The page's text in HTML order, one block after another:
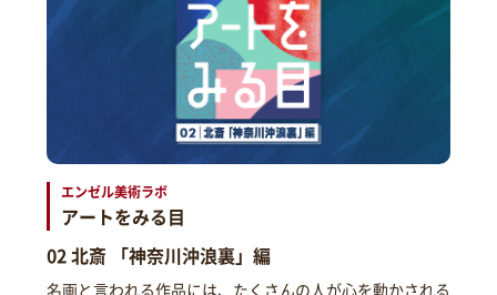
エンゼル美術ラボ
アートをみる目
02 北斎 「神奈川沖浪裏」編
名画と言われる作品には、たくさんの人が心を動かされる